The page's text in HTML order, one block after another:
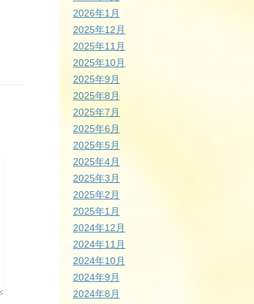
2026年1月
2025年12月
2025年11月
2025年10月
2025年9月
2025年8月
2025年7月
2025年6月
2025年5月
2025年4月
2025年3月
2025年2月
2025年1月
2024年12月
2024年11月
2024年10月
2024年9月
2024年8月